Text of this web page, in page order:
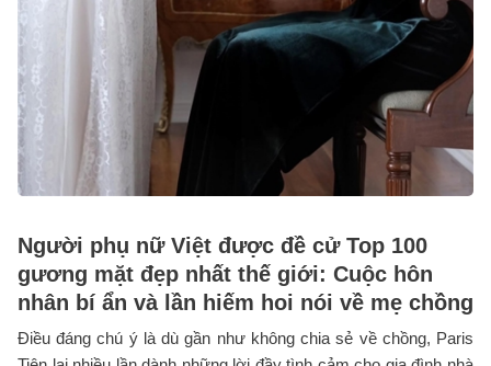
Người phụ nữ Việt được đề cử Top 100
gương mặt đẹp nhất thế giới: Cuộc hôn
nhân bí ẩn và lần hiếm hoi nói về mẹ chồng
Điều đáng chú ý là dù gần như không chia sẻ về chồng, Paris